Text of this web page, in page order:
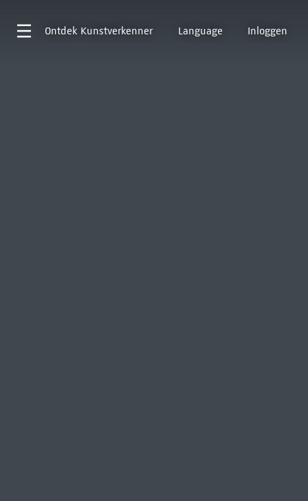
Ontdek Kunstverkenner Language Inloggen